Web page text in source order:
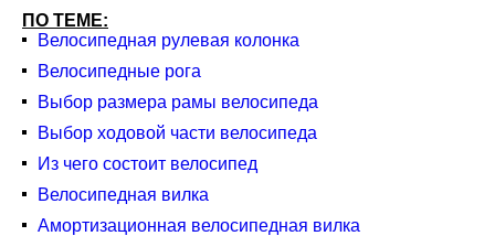
ПО ТЕМЕ:
Велосипедная рулевая колонка
Велосипедные рога
Выбор размера рамы велосипеда
Выбор ходовой части велосипеда
Из чего состоит велосипед
Велосипедная вилка
Амортизационная велосипедная вилка